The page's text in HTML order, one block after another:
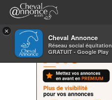
×
Cheval Annonce
Réseau social équitation
GRATUIT - Google Play